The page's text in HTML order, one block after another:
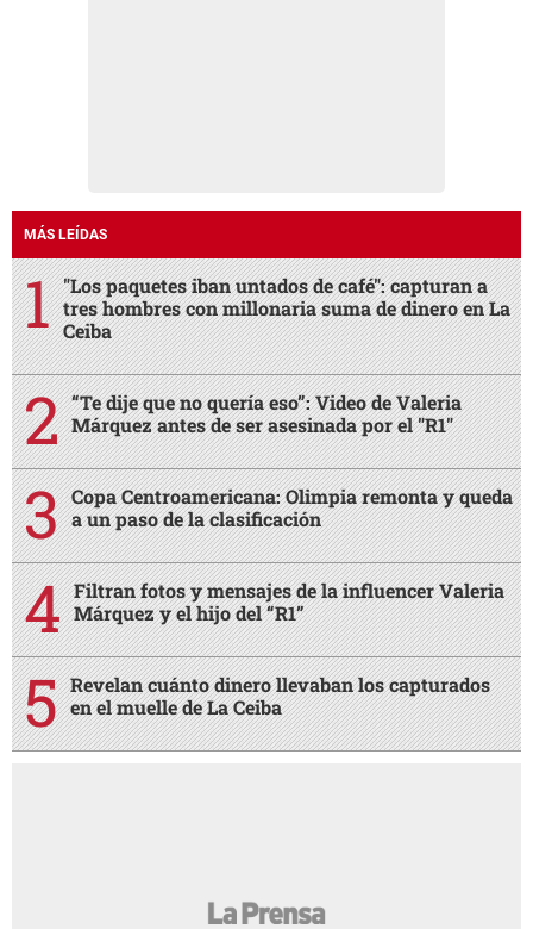
MÁS LEÍDAS
"Los paquetes iban untados de café": capturan a
tres hombres con millonaria suma de dinero en La
Ceiba
“Te dije que no quería eso”: Video de Valeria
Márquez antes de ser asesinada por el "R1"
Copa Centroamericana: Olimpia remonta y queda
a un paso de la clasificación
Filtran fotos y mensajes de la influencer Valeria
Márquez y el hijo del “R1”
Revelan cuánto dinero llevaban los capturados
en el muelle de La Ceiba